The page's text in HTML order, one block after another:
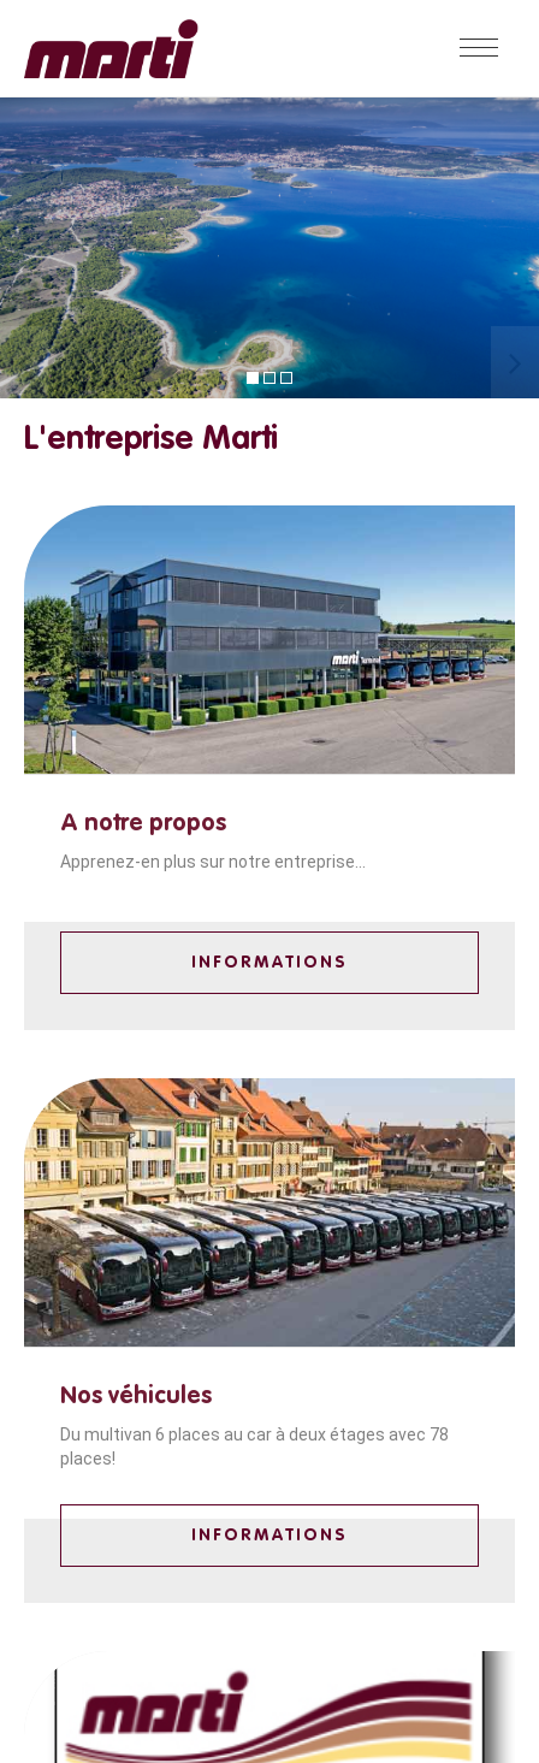
L'entreprise Marti
A notre propos
Apprenez-en plus sur notre entreprise...
INFORMATIONS
Nos véhicules
Du multivan 6 places au car à deux étages avec 78
places!
INFORMATIONS